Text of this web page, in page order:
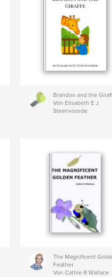
Brandon and the
Von Elisabeth E J
Steenvoorde
The Magnificent
Feather
Von Cathie R Wallace